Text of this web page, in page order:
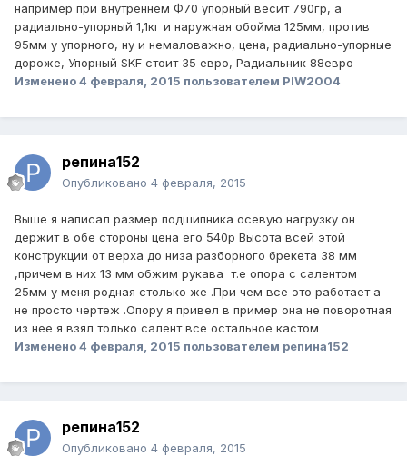
например при внутреннем Ф70 упорный весит 790гр, а
радиально-упорный 1,1кг и наружная обойма 125мм, против
95мм у упорного, ну и немаловажно, цена, радиально-упорные
дороже, Упорный SKF стоит 35 евро, Радиальник 88евро
Изменено4 февраля, 2015 пользователем PIW2004
репина152
Опубликовано 4 февраля, 2015
Выше я написал размер подшипника осевую нагрузку он
держит в обе стороны цена его 540р Высота всей этой
конструкции от верха до низа разборного брекета 38 мм
,причем в них 13 мм обжим рукава т.е опора с салентом
25мм у меня родная столько же .При чем все это работает а
не просто чертеж .Опору я привел в пример она не поворотная
из нее я взял только салент все остальное кастом
Изменено4 февраля, 2015 пользователем репина152
репина152
Опубликовано 4 февраля, 2015